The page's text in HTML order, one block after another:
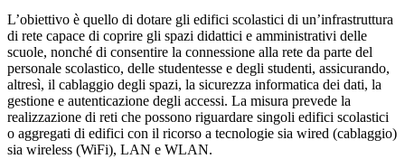
L’obiettivo è quello di dotare gli edifici scolastici di un’infrastruttura
di rete capace di coprire gli spazi didattici e amministrativi delle
scuole, nonché di consentire la connessione alla rete da parte del
personale scolastico, delle studentesse e degli studenti, assicurando,
altresì, il cablaggio degli spazi, la sicurezza informatica dei dati, la
gestione e autenticazione degli accessi. La misura prevede la
realizzazione di reti che possono riguardare singoli edifici scolastici
o aggregati di edifici con il ricorso a tecnologie sia wired (cablaggio)
sia wireless (WiFi), LAN e WLAN.